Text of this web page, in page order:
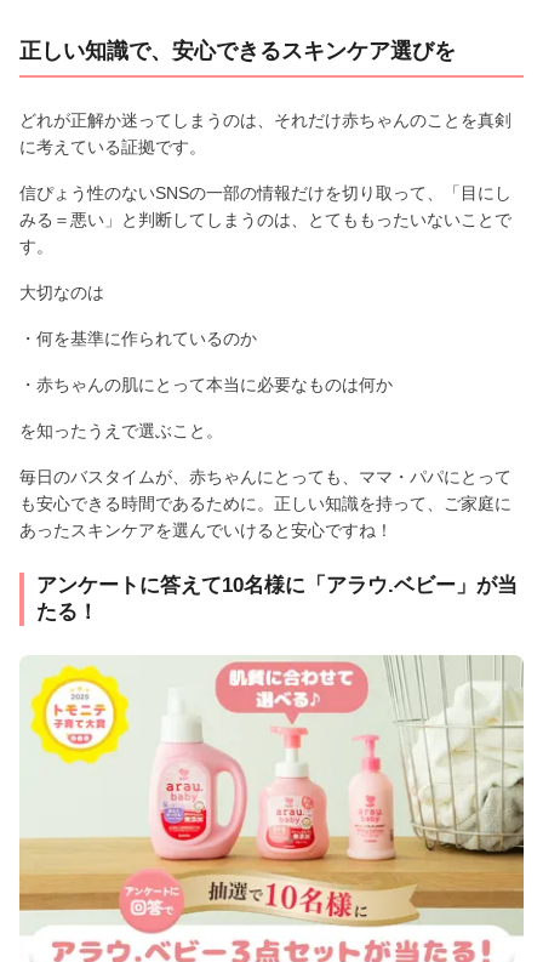
正しい知識で、安心できるスキンケア選びを
どれが正解か迷ってしまうのは、それだけ赤ちゃんのことを真剣
に考えている証拠です。
信ぴょう性のないSNSの一部の情報だけを切り取って、「目にし
みる＝悪い」と判断してしまうのは、とてももったいないことで
す。
大切なのは
・何を基準に作られているのか
・赤ちゃんの肌にとって本当に必要なものは何か
を知ったうえで選ぶこと。
毎日のバスタイムが、赤ちゃんにとっても、ママ・パパにとって
も安心できる時間であるために。正しい知識を持って、ご家庭に
あったスキンケアを選んでいけると安心ですね！
アンケートに答えて10名様に「アラウ.ベビー」が当
たる！